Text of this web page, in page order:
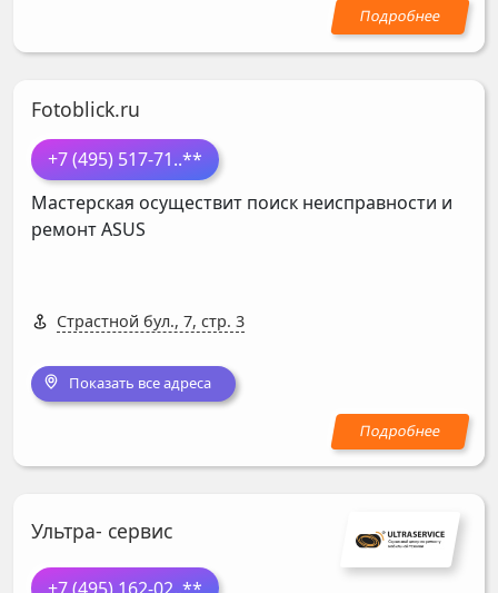
Fotoblick.ru
+7 (495) 517-71..**
Мастерская осуществит поиск неисправности и
ремонтASUS
Страстной бул., 7, стр. 3
Показать все адреса
Ультра- сервис